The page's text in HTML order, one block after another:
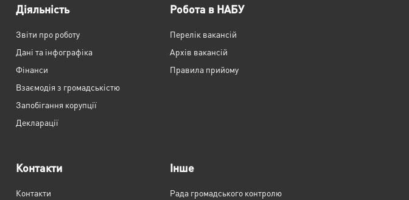
Діяльність
Звіти про роботу
Дані та інфографіка
Фінанси
Взаємодія з громадськістю
Запобігання корупції
Декларації
Робота в НАБУ
Перелік вакансій
Архів вакансій
Правила прийому
Контакти
Контакти
Інше
Рада громадського контролю